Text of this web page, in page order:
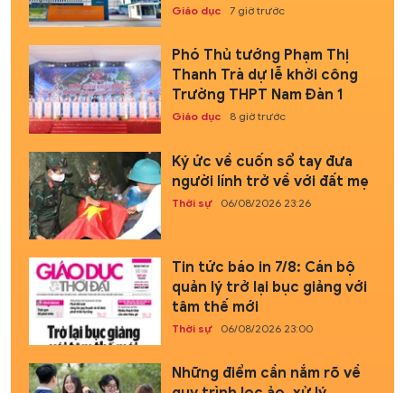
Giáo dục 7 giờ trước
Phó Thủ tướng Phạm Thị
Thanh Trà dự lễ khởi công
Trường THPT Nam Đàn 1
Giáo dục 8 giờ trước
Ký ức về cuốn sổ tay đưa
người lính trở về với đất mẹ
Thời sự 06/08/2026 23:26
Tin tức báo in 7/8: Cán bộ
quản lý trở lại bục giảng với
tâm thế mới
Thời sự 06/08/2026 23:00
Những điểm cần nắm rõ về